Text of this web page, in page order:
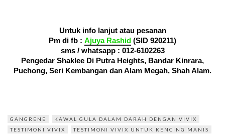
Untuk info lanjut atau pesanan
Pm di fb : Ajuya Rashid (SID 920211)
sms / whatsapp : 012-6102263
Pengedar Shaklee Di Putra Heights, Bandar Kinrara,
Puchong, Seri Kembangan dan Alam Megah, Shah Alam.
GANGRENE
KAWAL GULA DALAM DARAH DENGAN VIVIX
TESTIMONI VIVIX
TESTIMONI VIVIX UNTUK KENCING MANIS